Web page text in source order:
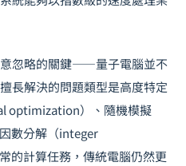
忽略的關鍵——量子電腦並不
長解決的問題類型是高度特定
optimization）、隨機模擬
數分解（integer
的計算任務，傳統電腦仍然更